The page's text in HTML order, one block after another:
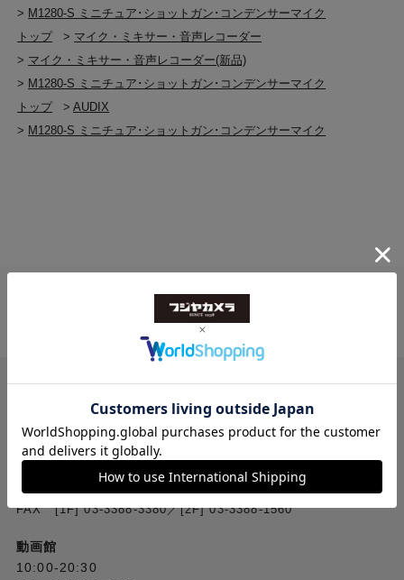
> M1280-S ミニチュア･ショットガン･コンデンサーマイク
トップ
> マイク・ミキサー・音声レコーダー
> マイク・ミキサー・音声レコーダー(新品)
> M1280-S ミニチュア･ショットガン･コンデンサーマイク
トップ
>AUDIX
> M1280-S ミニチュア･ショットガン･コンデンサーマイク
ご注文合計２万円（税込） 以上 から
お問い合わせ
フジヤカメラ本店
TEL [1F] 03-5318-2241／[2F] 03-5318-2222
FAX [1F] 03-3388-3380／[2F] 03-3388-1560
動画館
10:00-20:30